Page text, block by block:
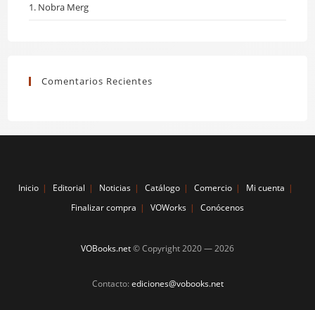
1. Nobra Merg
Comentarios Recientes
Inicio Editorial Noticias Catálogo Comercio
Mi cuenta
Finalizar compra
VOWorks Conócenos
VOBooks.net© Copyright 2020 —2026
Contacto:ediciones@vobooks.net